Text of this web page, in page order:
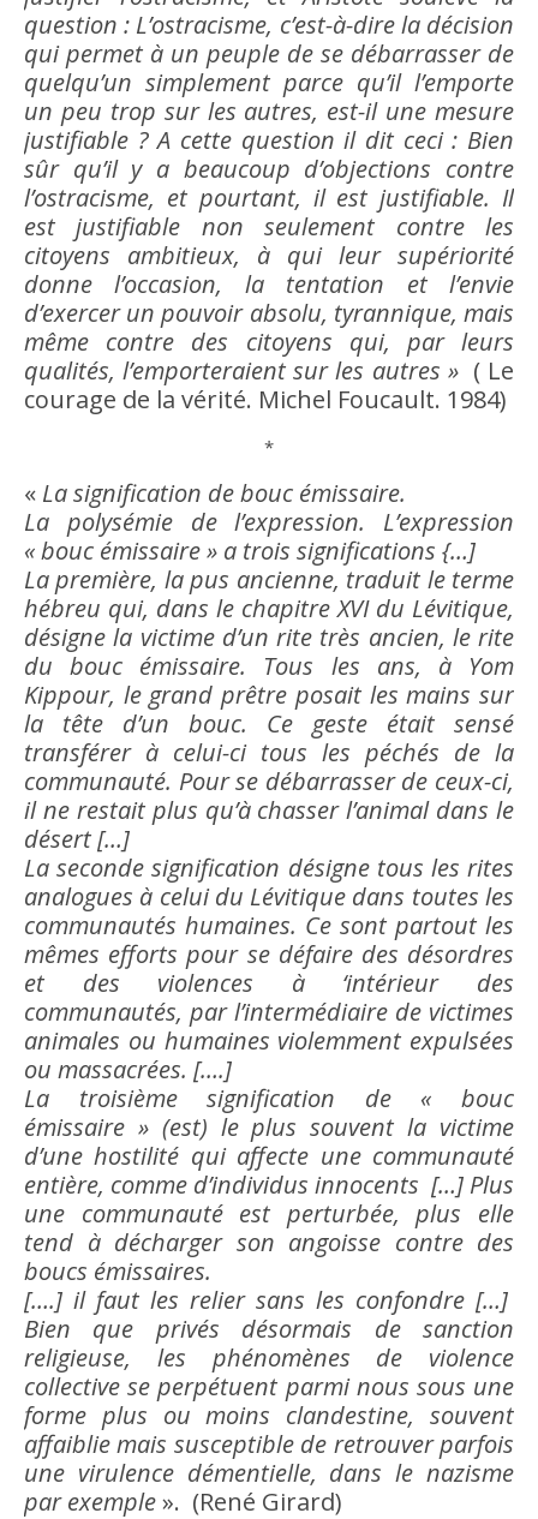
question : L’ostracisme, c’est-à-dire la décision
qui permet à un peuple de se débarrasser de
quelqu’un simplement parce qu’il l’emporte
un peu trop sur les autres, est-il une mesure
justifiable ? A cette question il dit ceci : Bien
sûr qu’il y a beaucoup d’objections contre
l’ostracisme, et pourtant, il est justifiable. Il
est justifiable non seulement contre les
citoyens ambitieux, à qui leur supériorité
donne l’occasion, la tentation et l’envie
d’exercer unpouvoirabsolu, tyrannique, mais
même contre des citoyens qui, par leurs
qualités, l’emporteraient sur les autres » ( Le
courage de la vérité. Michel Foucault. 1984)
*
« La signification debouc émissaire.
La polysémie de l’expression. L’expression
«bouc émissaire» a trois significations {…]
La première, la pus ancienne, traduit le terme
hébreu qui, dans le chapitre XVI du Lévitique,
désigne la victime d’un rite très ancien, le rite
dubouc émissaire. Tous les ans, à Yom
Kippour, le grand prêtre posait les mains sur
la tête d’un bouc. Ce geste était sensé
transférer à celui-ci tous les péchés de la
communauté. Pour se débarrasser de ceux-ci,
il ne restait plus qu’à chasser l’animal dans le
désert […]
La seconde signification désigne tous les rites
analogues à celui du Lévitique dans toutes les
communautés humaines. Ce sont partout les
mêmes efforts pour se défaire des désordres
et des violences à ‘intérieur des
communautés, par l’intermédiaire de victimes
animales ou humaines violemment expulsées
ou massacrées. [….]
La troisième signification de « bouc
émissaire » (est) le plus souvent la victime
d’une hostilité qui affecte une communauté
entière, comme d’individus innocents […] Plus
une communauté est perturbée, plus elle
tend à décharger son angoisse contre des
boucs émissaires.
[….] il faut les relier sans les confondre […]
Bien que privés désormais de sanction
religieuse, les phénomènes de violence
collective se perpétuent parmi nous sous une
forme plus ou moins clandestine, souvent
affaiblie mais susceptible de retrouver parfois
une virulence démentielle, dans le nazisme
par exemple». (René Girard)